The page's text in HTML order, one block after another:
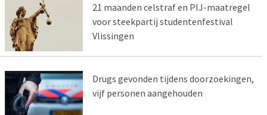
21 maanden celstraf en PIJ-maatregel
voor steekpartij studentenfestival
Vlissingen
Drugs gevonden tijdens doorzoekingen,
vijf personen aangehouden